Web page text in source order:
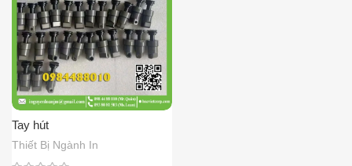
Tay hút
Thiết Bị Ngành In